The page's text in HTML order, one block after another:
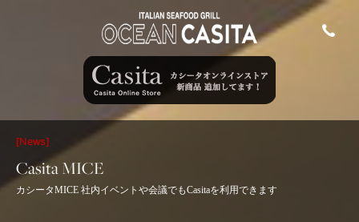
[News]
Casita MICE
カシータMICE 社内イベントや会議でもCasitaを利用できます